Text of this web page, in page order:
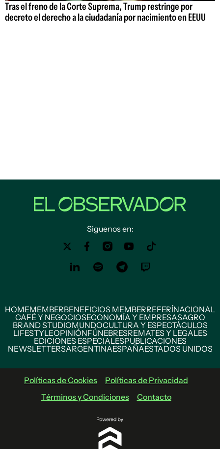
Tras el freno de la Corte Suprema, Trump restringe por
decreto el derecho a la ciudadanía por nacimiento en EEUU
Siguenos en:
HOMEMEMBERBENEFICIOS MEMBERREFERÍNACIONAL
CAFÉ Y NEGOCIOSECONOMÍA Y EMPRESASAGRO
BRAND STUDIOMUNDOCULTURA Y ESPECTÁCULOS
LIFESTYLEOPINIÓNFÚNEBRESREMATES Y LEGALES
EDICIONES ESPECIALESPUBLICACIONES
NEWSLETTERSARGENTINAESPAÑAESTADOS UNIDOS
Políticas de Cookies
Políticas de Privacidad
Términos y Condiciones
Contacto